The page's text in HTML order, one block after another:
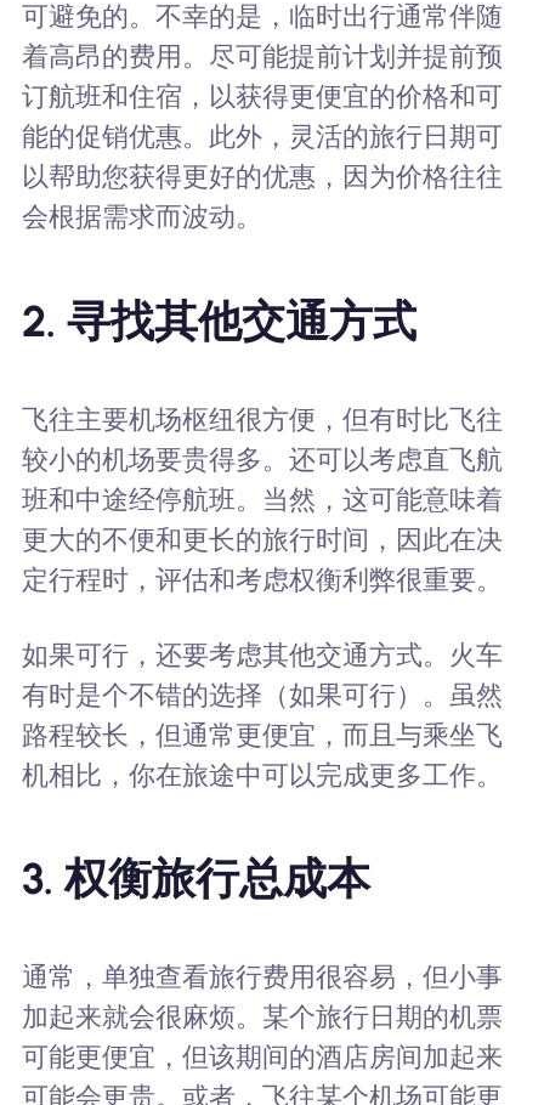
可避免的。不幸的是，临时出行通常伴随
着高昂的费用。尽可能提前计划并提前预
订航班和住宿，以获得更便宜的价格和可
能的促销优惠。此外，灵活的旅行日期可
以帮助您获得更好的优惠，因为价格往往
会根据需求而波动。
2. 寻找其他交通方式
飞往主要机场枢纽很方便，但有时比飞往
较小的机场要贵得多。还可以考虑直飞航
班和中途经停航班。当然，这可能意味着
更大的不便和更长的旅行时间，因此在决
定行程时，评估和考虑权衡利弊很重要。
如果可行，还要考虑其他交通方式。火车
有时是个不错的选择（如果可行）。虽然
路程较长，但通常更便宜，而且与乘坐飞
机相比，你在旅途中可以完成更多工作。
3. 权衡旅行总成本
通常，单独查看旅行费用很容易，但小事
加起来就会很麻烦。某个旅行日期的机票
可能更便宜，但该期间的酒店房间加起来
可能会更贵。或者，飞往某个机场可能更